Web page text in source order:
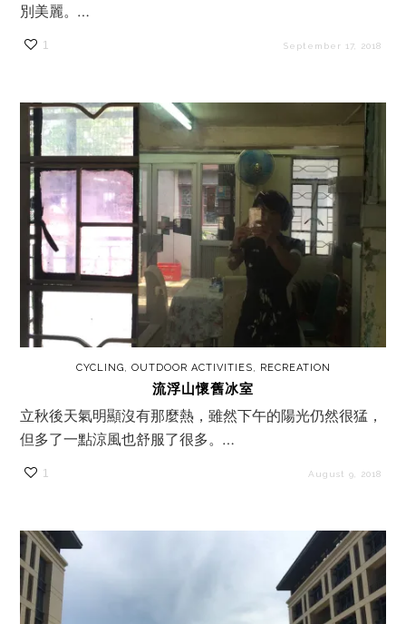
別美麗。…
1 September 17, 2018
CYCLING OUTDOOR ACTIVITIES RECREATION
流浮山懷舊冰室
立秋後天氣明顯沒有那麼熱，雖然下午的陽光仍然很猛，
但多了一點涼風也舒服了很多。…
1 August 9, 2018